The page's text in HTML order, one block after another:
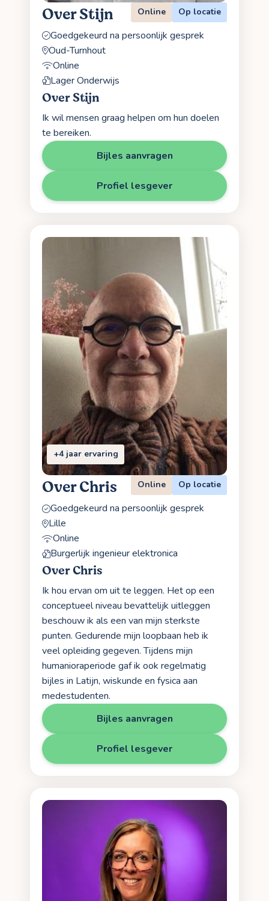
Over Stijn Online Op locatie
Goedgekeurd na persoonlijk gesprek
Oud-Turnhout
Online
Lager Onderwijs
Over Stijn
Ik wil mensen graag helpen om hun doelen
te bereiken.
Bijles aanvragen
Profiel lesgever
+4 jaar ervaring
Over Chris Online Op locatie
Goedgekeurd na persoonlijk gesprek
Lille
Online
Burgerlijk ingenieur elektronica
Over Chris
Ik hou ervan om uit te leggen. Het op een
conceptueel niveau bevattelijk uitleggen
beschouw ik als een van mijn sterkste
punten. Gedurende mijn loopbaan heb ik
veel opleiding gegeven. Tijdens mijn
humanioraperiode gaf ik ook regelmatig
bijles in Latijn, wiskunde en fysica aan
medestudenten.
Bijles aanvragen
Profiel lesgever